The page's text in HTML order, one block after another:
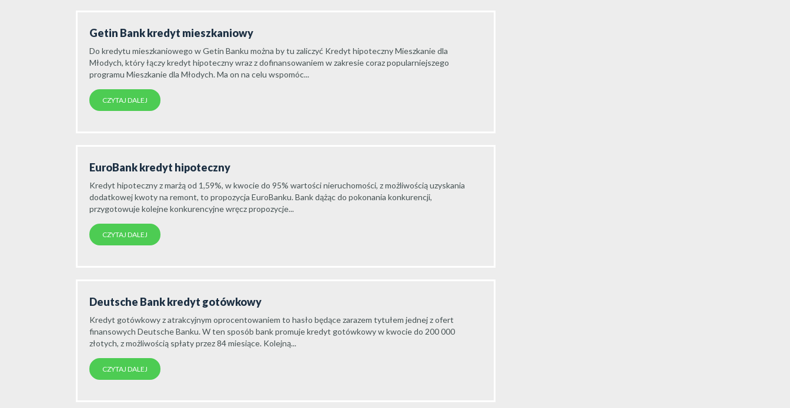
Getin Bank kredyt mieszkaniowy
Do kredytu mieszkaniowego w Getin Banku można by tu zaliczyć Kredyt hipoteczny Mieszkanie dla
Młodych, który łączy kredyt hipoteczny wraz z dofinansowaniem w zakresie coraz popularniejszego
programu Mieszkanie dla Młodych. Ma on na celu wspomóc...
CZYTAJ DALEJ
EuroBank kredyt hipoteczny
Kredyt hipoteczny z marżą od 1,59%, w kwocie do 95% wartości nieruchomości, z możliwością uzyskania
dodatkowej kwoty na remont, to propozycja EuroBanku. Bank dążąc do pokonania konkurencji,
przygotowuje kolejne konkurencyjne wręcz propozycje...
CZYTAJ DALEJ
Deutsche Bank kredyt gotówkowy
Kredyt gotówkowy z atrakcyjnym oprocentowaniem to hasło będące zarazem tytułem jednej z ofert
finansowych Deutsche Banku. W ten sposób bank promuje kredyt gotówkowy w kwocie do 200 000
złotych, z możliwością spłaty przez 84 miesiące. Kolejną...
CZYTAJ DALEJ